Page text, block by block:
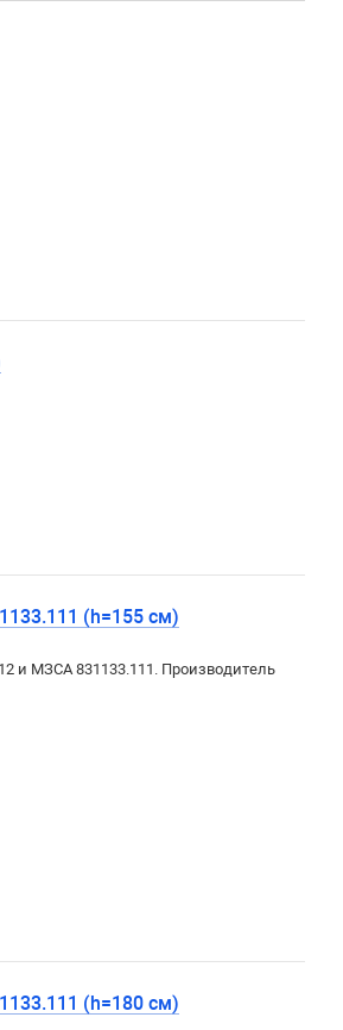
(h=155 см)
и МЗСА 831133.111. Производитель
(h=180 см)